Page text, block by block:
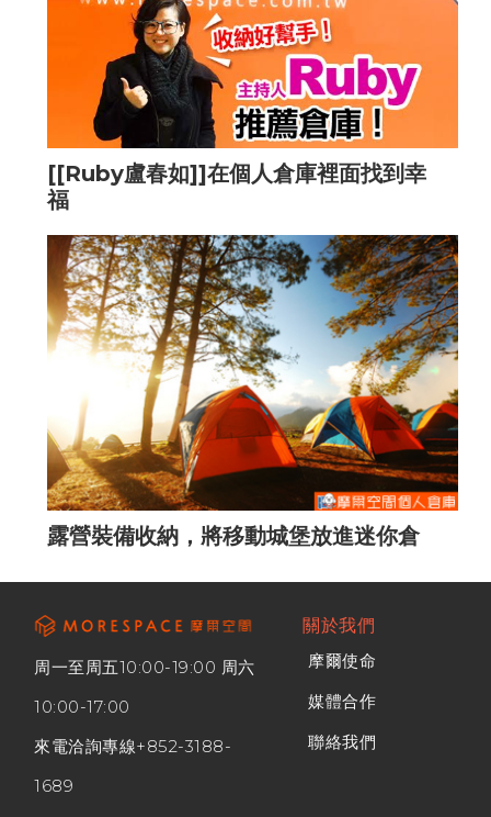
[[Ruby盧春如]]在個人倉庫裡面找到幸
福
露營裝備收納，將移動城堡放進迷你倉
周一至周五10:00-19:00 周六
10:00-17:00
來電洽詢專線+852-3188-
1689
關於我們
摩爾使命
媒體合作
聯絡我們